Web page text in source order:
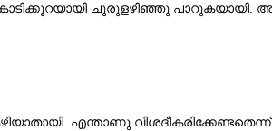
ചുരുളഴിഞ്ഞു പാറുകയായി.
കഴിയാതായി. എന്താണു